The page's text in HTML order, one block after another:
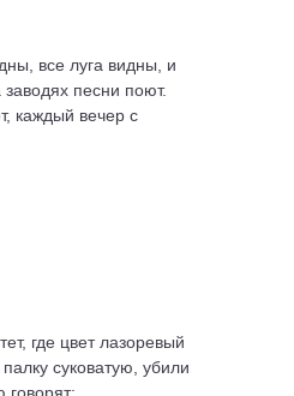
все луга видны, и
песни поют.
каждый вечер с
где цвет лазоревый
суковатую, убили